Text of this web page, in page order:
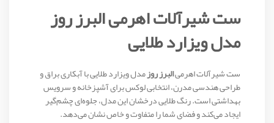
ست شیرآلات اهرمی البرز روز
مدل ویزارد طلایی
ست شیرآلات اهرمیالبرز روزمدل ویزارد طلایی با آبکاری براق و
طراحی هندسی مدرن، انتخابی لوکس برای آشپزخانه و سرویس
بهداشتی است. رنگ طلایی درخشان این مدل، جلوه‌ای چشم‌گیر
ایجاد می‌کند و فضای شما را متفاوت و خاص نشان می‌دهد.